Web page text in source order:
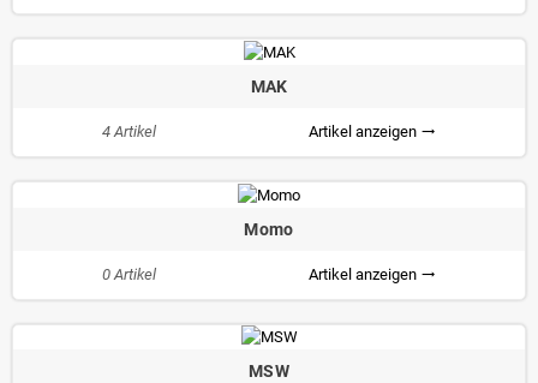
MAK
4 Artikel Artikel anzeigen trending_flat
Momo
0 Artikel Artikel anzeigen trending_flat
MSW